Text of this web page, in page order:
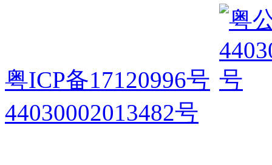
粤ICP备17120996号
44030002013482号